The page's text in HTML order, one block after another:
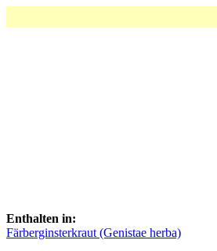
Enthalten in:
Färberginsterkraut (Genistae herba)